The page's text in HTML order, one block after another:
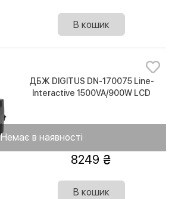
В кошик
Немає в наявності
ДБЖ DIGITUS DN-170075 Line-
Interactive 1500VA/900W LCD
8249
В кошик